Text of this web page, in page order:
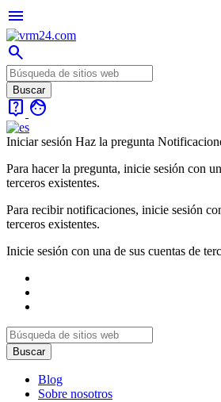
menu
search
live_help face
Iniciar sesión Haz la pregunta
Para hacer la pregunta, inicie sesión con
terceros existentes.
Para recibir notificaciones, inicie sesión
terceros existentes.
Inicie sesión con una de sus cuentas de
Blog
Sobre nosotros